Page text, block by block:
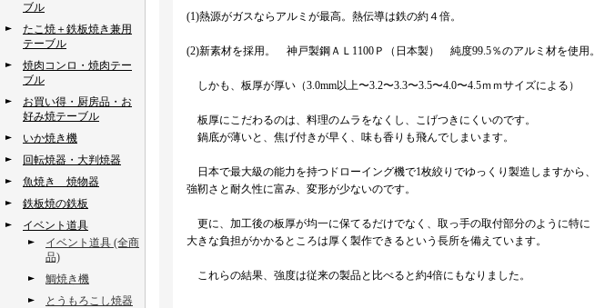
ブル
たこ焼＋鉄板焼き兼用
テーブル
焼肉コンロ・焼肉テー
ブル
お買い得・厨房品・お
好み焼テーブル
いか焼き機
回転焼器・大判焼器
魚焼き 焼物器
鉄板焼の鉄板
イベント道具
イベント道具 (全商
品)
鯛焼き機
とうもろこし焼器
(1)熱源がガスならアルミが最高。熱伝導は鉄の約４倍。
(2)新素材を採用。 神戸製鋼ＡＬ1100Ｐ（日本製） 純度99.5％のアルミ材を使用。
しかも、板厚が厚い（3.0mm以上〜3.2〜3.3〜3.5〜4.0〜4.5ｍｍサイズによる）
板厚にこだわるのは、料理のムラをなくし、こげつきにくいのです。
鍋底が薄いと、焦げ付きが早く、味も香りも飛んでしまいます。
日本で最大級の能力を持つドローイング機で1枚絞りでゆっくり製造しますから、
強靭さと耐久性に富み、変形が少ないのです。
更に、加工後の板厚が均一に保てるだけでなく、取っ手の取付部分のように特に
大きな負担がかかるところは厚く製作できるという長所を備えています。
これらの結果、強度は従来の製品と比べると約4倍にもなりました。